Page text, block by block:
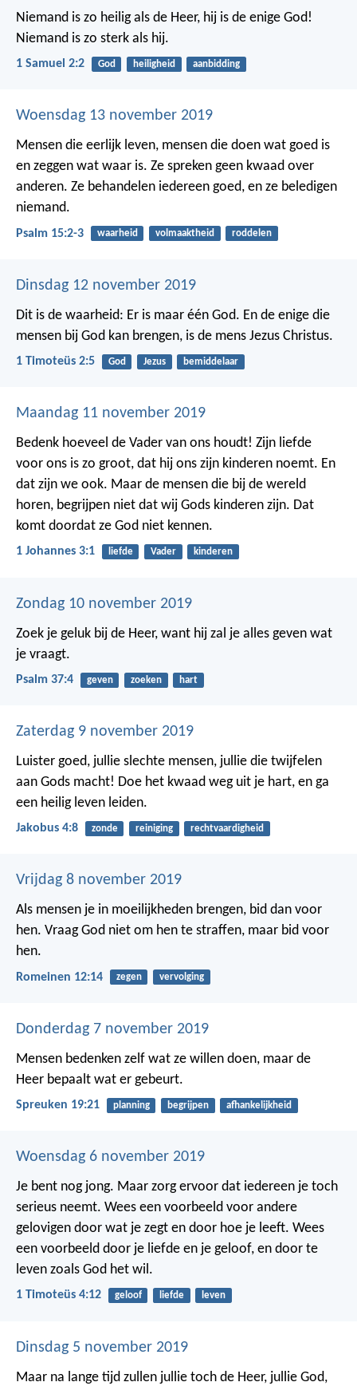
Niemand is zo heilig als de Heer, hij is de enige God!
Niemand is zo sterk als hij.
1 Samuel 2:2 God heiligheid aanbidding
Woensdag 13 november 2019
Mensen die eerlijk leven, mensen die doen wat goed is
en zeggen wat waar is. Ze spreken geen kwaad over
anderen. Ze behandelen iedereen goed, en ze beledigen
niemand.
Psalm 15:2-3 waarheid volmaaktheid roddelen
Dinsdag 12 november 2019
Dit is de waarheid: Er is maar één God. En de enige die
mensen bij God kan brengen, is de mens Jezus Christus.
1 Timoteüs 2:5 God Jezus bemiddelaar
Maandag 11 november 2019
Bedenk hoeveel de Vader van ons houdt! Zijn liefde
voor ons is zo groot, dat hij ons zijn kinderen noemt. En
dat zijn we ook. Maar de mensen die bij de wereld
horen, begrijpen niet dat wij Gods kinderen zijn. Dat
komt doordat ze God niet kennen.
1 Johannes 3:1 liefde Vader kinderen
Zondag 10 november 2019
Zoek je geluk bij de Heer, want hij zal je alles geven wat
je vraagt.
Psalm 37:4 geven zoeken hart
Zaterdag 9 november 2019
Luister goed, jullie slechte mensen, jullie die twijfelen
aan Gods macht! Doe het kwaad weg uit je hart, en ga
een heilig leven leiden.
Jakobus 4:8 zonde reiniging rechtvaardigheid
Vrijdag 8 november 2019
Als mensen je in moeilijkheden brengen, bid dan voor
hen. Vraag God niet om hen te straffen, maar bid voor
hen.
Romeinen 12:14 zegen vervolging
Donderdag 7 november 2019
Mensen bedenken zelf wat ze willen doen, maar de
Heer bepaalt wat er gebeurt.
Spreuken 19:21 planning begrijpen afhankelijkheid
Woensdag 6 november 2019
Je bent nog jong. Maar zorg ervoor dat iedereen je toch
serieus neemt. Wees een voorbeeld voor andere
gelovigen door wat je zegt en door hoe je leeft. Wees
een voorbeeld door je liefde en je geloof, en door te
leven zoals God het wil.
1 Timoteüs 4:12 geloof liefde leven
Dinsdag 5 november 2019
Maar na lange tijd zullen jullie toch de Heer, jullie God,